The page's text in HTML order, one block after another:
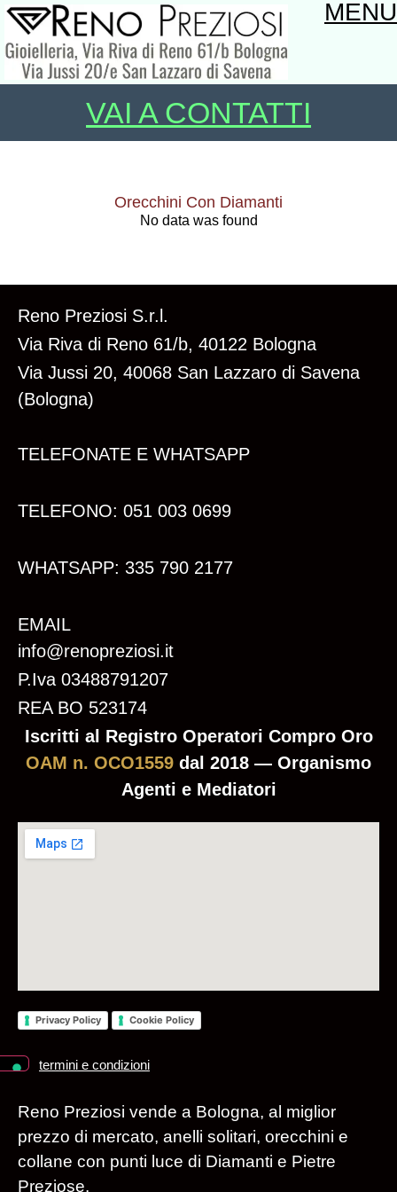
MENU
VAI A CONTATTI
Orecchini Con Diamanti
No data was found
Reno Preziosi S.r.l.
Via Riva di Reno 61/b, 40122 Bologna
Via Jussi 20, 40068 San Lazzaro di Savena
(Bologna)
TELEFONATE E WHATSAPP
TELEFONO: 051 003 0699
WHATSAPP: 335 790 2177
EMAIL
info@renopreziosi.it
P.Iva 03488791207
REA BO 523174
Iscritti al Registro Operatori Compro Oro
OAM n. OCO1559 dal 2018 — Organismo
Agenti e Mediatori
Privacy Policy Cookie Policy
termini e condizioni
Reno Preziosi vende a Bologna, al miglior
prezzo di mercato, anelli solitari, orecchini e
collane con punti luce di Diamanti e Pietre
Preziose.